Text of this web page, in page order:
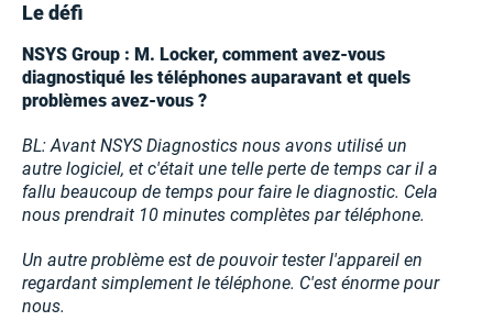
Le défi
NSYS Group : M. Locker, comment avez-vous
diagnostiqué les téléphones auparavant et quels
problèmes avez-vous ?
BL: Avant NSYS Diagnostics nous avons utilisé un
autre logiciel, et c'était une telle perte de temps car il a
fallu beaucoup de temps pour faire le diagnostic. Cela
nous prendrait 10 minutes complètes par téléphone.
Un autre problème est de pouvoir tester l'appareil en
regardant simplement le téléphone. C'est énorme pour
nous.